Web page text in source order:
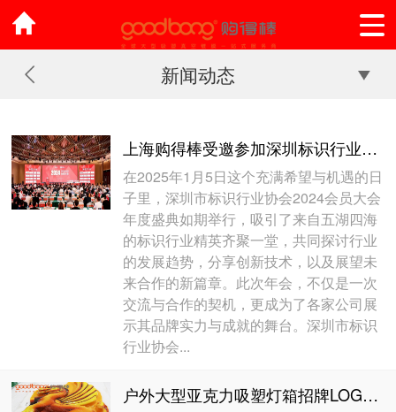
新闻动态
上海购得棒受邀参加深圳标识行业协会2024会员大会，庆圆满成功！
在2025年1月5日这个充满希望与机遇的日
子里，深圳市标识行业协会2024会员大会
年度盛典如期举行，吸引了来自五湖四海
的标识行业精英齐聚一堂，共同探讨行业
的发展趋势，分享创新技术，以及展望未
来合作的新篇章。此次年会，不仅是一次
交流与合作的契机，更成为了各家公司展
示其品牌实力与成就的舞台。深圳市标识
行业协会...
户外大型亚克力吸塑灯箱招牌LOGO的维护技巧